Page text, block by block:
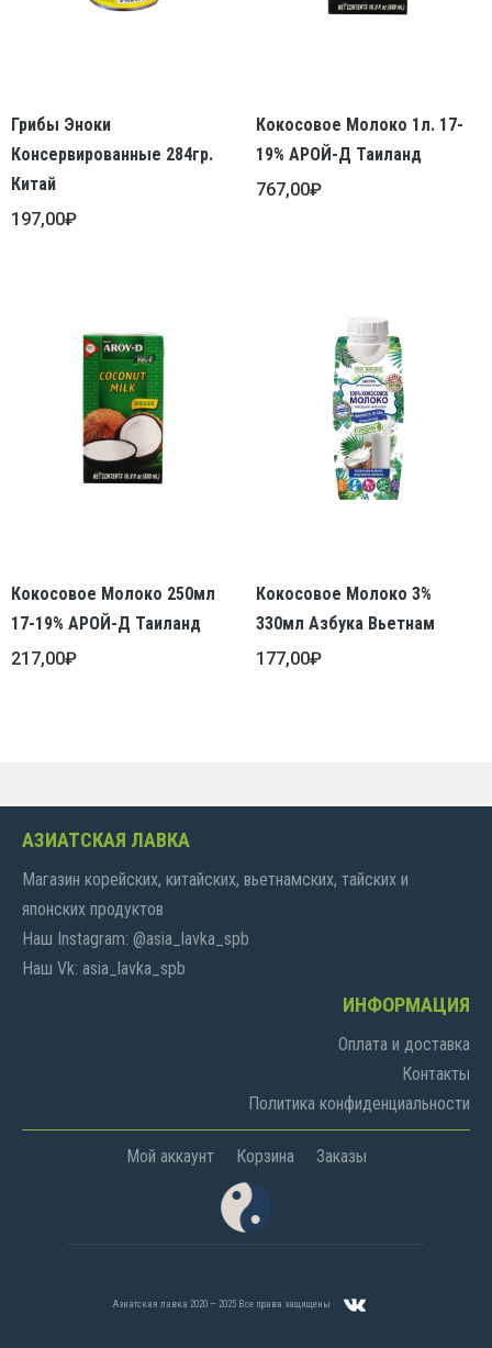
Грибы Эноки
Консервированные 284гр.
Китай
197,00₽
Кокосовое Молоко 1л. 17-
19% АРОЙ-Д Таиланд
767,00₽
Кокосовое Молоко 250мл
17-19% АРОЙ-Д Таиланд
217,00₽
Кокосовое Молоко 3%
330мл Азбука Вьетнам
177,00₽
АЗИАТСКАЯ ЛАВКА
Магазин корейских, китайских, вьетнамских, тайских и
японских продуктов
Наш Instagram: @asia_lavka_spb
Наш Vk: asia_lavka_spb
ИНФОРМАЦИЯ
Оплата и доставка
Контакты
Политика конфиденциальности
Мой аккаунт Корзина Заказы
Азиатская лавка 2020 — 2025 Все права защищены